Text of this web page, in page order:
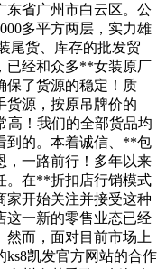
东省广州市白云区。公
多平方两层，实力雄
尾货、库存的批发贸
已经和众多**女装原厂
保了货源的稳定！质
源，按原吊牌价的
高！我们的全部货品均
到的。本着诚信、**包
，一路前行！多年以来
。在**折扣店行销模式
家开始关注并接受这种
这一新的零售业态已经
而，面对目前市场上
凯发官方网站的合作